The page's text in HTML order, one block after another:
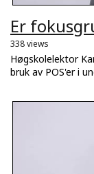
Er
338 views
Høgskolelektor
bruk av POS'er i